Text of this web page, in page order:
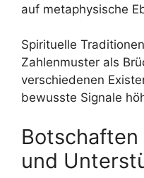
auf metaphysische
Spirituelle
Zahlenmuster als
verschiedenen
bewusste Signale
Botschaften
und